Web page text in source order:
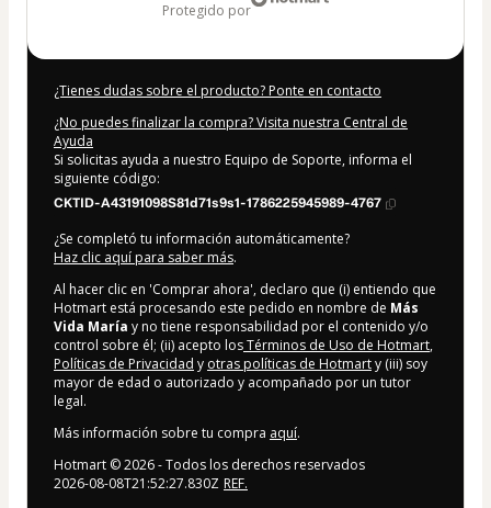
protegido por
¿Tienes dudas sobre el producto? Ponte en contacto
¿No puedes finalizar la compra? Visita nuestra Central de
Ayuda
Si solicitas ayuda a nuestro Equipo de Soporte, informa el
siguiente código:
CKTID-A43191098S81d71s9s1-1786225945989-4767
¿Se completó tu información automáticamente?
Haz clic aquí para saber más.
Al hacer clic en 'Comprar ahora', declaro que (i) entiendo que
Hotmart está procesando este pedido en nombre de Más
Vida María y no tiene responsabilidad por el contenido y/o
control sobre él; (ii) acepto losTérminos de Uso de Hotmart,
Políticas de Privacidad y otras políticas de Hotmarty (iii) soy
mayor de edad o autorizado y acompañado por un tutor
legal.
Más información sobre tu compra aquí.
Hotmart ©2026- Todos los derechos reservados
2026-08-08T21:52:27.830Z REF.